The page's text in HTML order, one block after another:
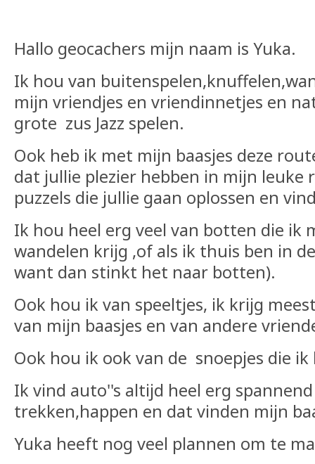
Hallo geocachers mijn naam is Yuka.
Ik hou van
mijn vriendjes en vriendinnetjes en
grote zus Jazz spelen.
Ook heb ik met mijn baasjes deze
dat jullie plezier hebben in mijn leuke
puzzels die jullie gaan oplossen en
Ik hou heel erg veel van botten die ik
wandelen krijg ,of als ik thuis ben in
want dan stinkt het naar botten).
Ook hou ik van speeltjes, ik krijg
van mijn baasjes en van andere
Ook hou ik ook van de snoepjes die
Ik vind auto''s altijd heel erg
trekken,happen en dat vinden mijn
Yuka heeft nog veel plannen om te